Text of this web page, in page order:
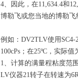
4、因此，在11,634.4和
博勒飞或您当地的博勒
例如：DV2TLV使用
100cPs；在25ºC，实际值
1、计算的满量程粘度范
LV仪器21转子在转速为